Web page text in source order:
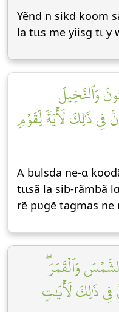
Yẽnd n sikd koom
la tɩɩs me yiisg tɩ y
وَٱلنَّخِيلَ
فِي ذَٰلِكَ لَأٓيَةٗ لِّقَوۡمٖ
A bulsda ne-ɑ
tɩɩsã la sib-rãmbã
rẽ pʋgẽ tagmas ne
وَٱلۡقَمَرَۖ
فِي ذَٰلِكَ لَأٓيَٰتٖ